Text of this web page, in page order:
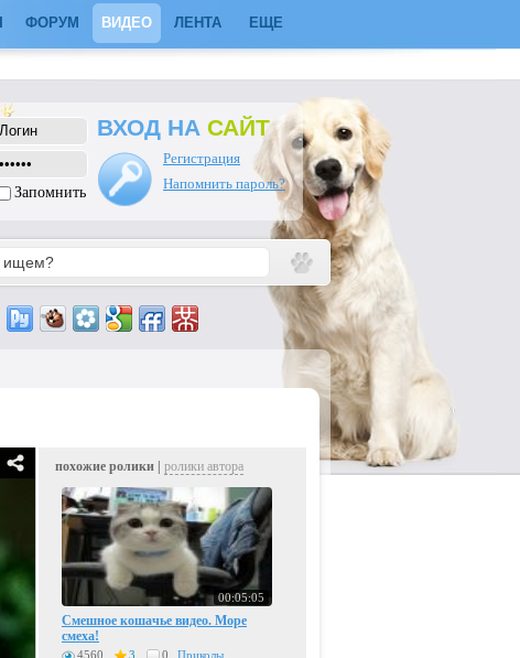
ФОРУМ ВИДЕО ЛЕНТА ЕЩЕ
Запомнить
ВХОД НА САЙТ
Регистрация
Напомнить пароль?
похожие ролики | ролики автора
00:05:05
Смешное кошачье видео. Море
смеха!
4560 3 0 Приколы